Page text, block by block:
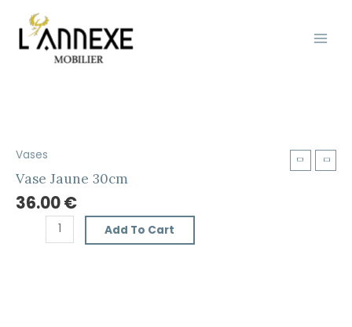
contenu
Vases
Vase Jaune 30cm
36.00€
Vase
Jaune
30cm
quantity
Add To Cart